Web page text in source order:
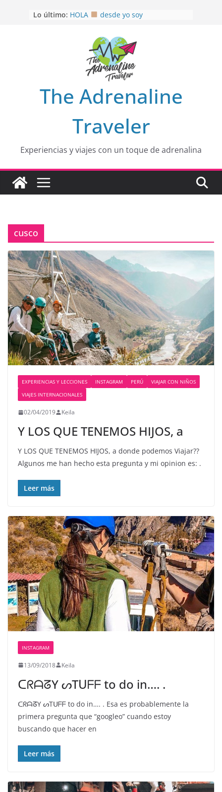
Lo último: HOLA
desde yo soy
EL SENDERO DEL CACAO: Excelente
opción
HOSPEDAJE AL NATURALSHH !!
OTRA PERSPECTIVA de RÍO EL
MULITO!
The Adrenaline
Traveler
Experiencias y viajes con un toque de adrenalina
cusco
EXPERIENCIAS Y LECCIONES INSTAGRAM PERÚ
VIAJAR CON NIÑOS
VIAJES INTERNACIONALES
02/04/2019 Keila
Y LOS QUE TENEMOS HIJOS, a
Y LOS QUE TENEMOS HIJOS, a donde podemos Viajar??
Algunos me han hecho esta pregunta y mi opinion es: .
Leer más
INSTAGRAM
13/09/2018 Keila
ᑕᖇᗩᘔY ᔕTᑌᖴᖴ to do in…. .
ᑕᖇᗩᘔY ᔕTᑌᖴᖴ to do in…. . Esa es probablemente la
primera pregunta que “googleo” cuando estoy
buscando que hacer en
Leer más